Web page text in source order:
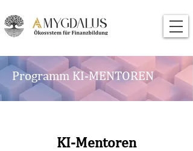
Programm KI-MENTOREN
KI-Mentoren